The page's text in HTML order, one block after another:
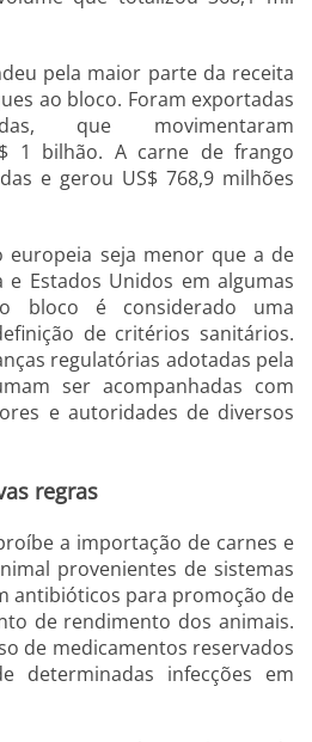
pela maior parte da receita
ao bloco. Foram exportadas
que movimentaram
1 bilhão. A carne de frango
e gerou US$ 768,9 milhões
europeia seja menor que a de
e Estados Unidos em algumas
bloco é considerado uma
de critérios sanitários.
regulatórias adotadas pela
ser acompanhadas com
e autoridades de diversos
regras
a importação de carnes e
provenientes de sistemas
antibióticos para promoção de
de rendimento dos animais.
de medicamentos reservados
determinadas infecções em